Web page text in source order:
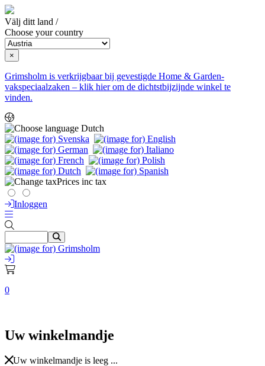
Välj ditt land /
Choose your country
×
Grimsholm is verkrijgbaar bij gevestigde Home & Garden-
vakspeciaalzaken – klik hier om de dichtstbijzijnde winkel te
vinden.
Dutch
Prices inc tax
Inloggen
0
Uw winkelmandje
Uw winkelmandje is leeg ...